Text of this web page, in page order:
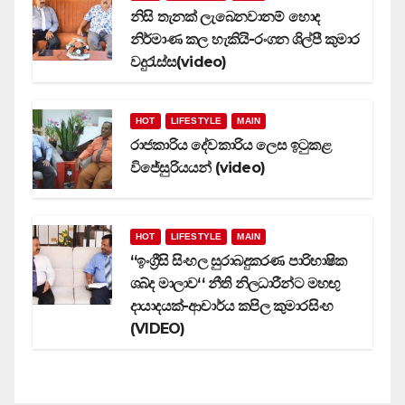
නිසි තැනක් ලැබෙනවානම් හොද
නිර්මාණ කල හැකියි-රංගන ශිල්පී කුමාර
වදුරැස්ස(video)
HOT LIFESTYLE MAIN
රාජකාරිය දේවකාරිය ලෙස ඉටුකළ
විජේසුරියයන් (video)
HOT LIFESTYLE MAIN
‘‘ඉංග්‍රීසි සිංහල සුරාබදුකරණ පාරිභාෂික
ශබ්ද මාලාව‘‘ නීති නිලධාරීන්ට මහඟු
දායාදයක්-ආචාර්ය කපිල කුමාරසිංහ
(VIDEO)